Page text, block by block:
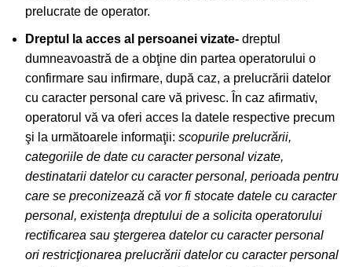
prelucrate de operator.
Dreptul la acces al persoanei vizate- dreptul
dumneavoastră de a obţine din partea operatorului o
confirmare sau infirmare, după caz, a prelucrării datelor
cu caracter personal care vă privesc. În caz afirmativ,
operatorul vă va oferi acces la datele respective precum
şi la următoarele informaţii: scopurile prelucrării,
categoriile de date cu caracter personal vizate,
destinatarii datelor cu caracter personal, perioada pentru
care se preconizează că vor fi stocate datele cu caracter
personal, existenţa dreptului de a solicita operatorului
rectificarea sau ştergerea datelor cu caracter personal
ori restricţionarea prelucrării datelor cu caracter personal